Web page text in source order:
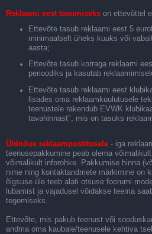
Reklaami eest tasumiseks on ettevõttel
Ettevõte tasub reklaami eest 5
minimaalselt üheks kuuks või
aasta;
Ettevõte tasub korraga reklaami
perioodiks ja kasutab
Ettevõte tasub reklaami eest
lisades oma reklaamkuulutusele
teenustele rakendub EVWK
tavahinnast", mis on tasuks
Üldnõue reklaampostitusele - iga
teenusepakkumine peab olema
võimalikult inforohke. Pakkumise hinna
nime ning kontaktandmete märkimine on
õigsuse üle teeb alati otsuse foorumi
lubamist ja vajadusel võidakse teema
tegemiseks.
Ettevõte, mis pakub teenust või
andma oma kaubale/teenusele kehtiva